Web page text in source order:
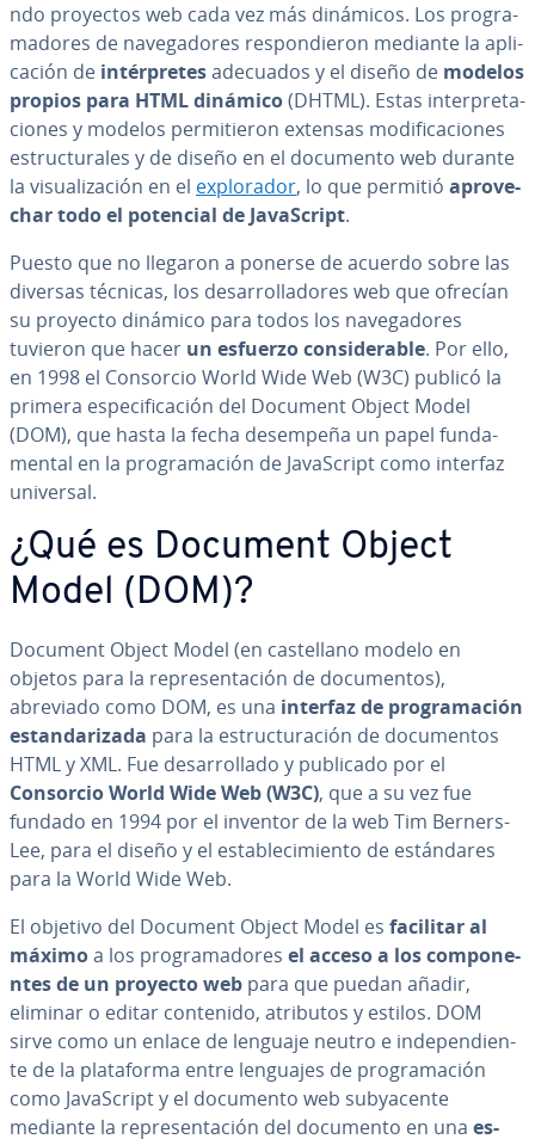
n­do proyectos web cada vez más dinámicos. Los pro­gra­
ma­do­res de na­ve­ga­do­res re­s­po­n­die­ron mediante la apli­
ca­ción de in­té­r­pre­tesadecuados y el diseño de modelos
propios para HTML dinámico(DHTML). Estas in­te­r­pre­ta­
cio­nes y modelos pe­r­mi­tie­ron extensas mo­di­fi­ca­cio­nes
es­tru­c­tu­ra­les y de diseño en el documento web durante
la vi­sua­li­za­ción en el ex­plo­ra­dor, lo que permitió apro­ve­
char todo el potencial de Ja­va­S­cri­pt.
Puesto que no llegaron a ponerse de acuerdo sobre las
diversas técnicas, los de­sa­rro­lla­do­res web que ofrecían
su proyecto dinámico para todos los na­ve­ga­do­res
tuvieron que hacer un esfuerzo co­n­si­de­ra­ble. Por ello,
en 1998 el Consorcio World Wide Web (W3C) publicó la
primera es­pe­ci­fi­ca­ción del Document Object Model
(DOM), que hasta la fecha desempeña un papel fu­n­da­
me­n­tal en la pro­gra­ma­ción de Ja­va­S­cri­pt como interfaz
universal.
¿Qué es Document Object
Model (DOM)?
Document Object Model (en ca­s­te­llano modelo en
objetos para la re­pre­se­n­ta­ción de do­cu­me­n­tos),
abreviado como DOM, es una interfaz de pro­gra­ma­ción
es­ta­n­da­ri­za­da para la es­tru­c­tu­ra­ción de do­cu­me­n­tos
HTML y XML. Fue de­sa­rro­lla­do y publicado por el
Consorcio World Wide Web (W3C), que a su vez fue
fundado en 1994 por el inventor de la web Tim Berners-
Lee, para el diseño y el es­ta­ble­ci­mie­n­to de es­tá­n­da­res
para la World Wide Web.
El objetivo del Document Object Model es facilitar al
máximoa los pro­gra­ma­do­res el acceso a los co­m­po­ne­
n­tes de un proyecto web para que puedan añadir,
eliminar o editar contenido, atributos y estilos. DOM
sirve como un enlace de lenguaje neutro e in­de­pe­n­die­n­
te de la pla­ta­fo­r­ma entre lenguajes de pro­gra­ma­ción
como Ja­va­S­cri­pt y el documento web su­b­ya­ce­n­te
mediante la re­pre­se­n­ta­ción del documento en una es­